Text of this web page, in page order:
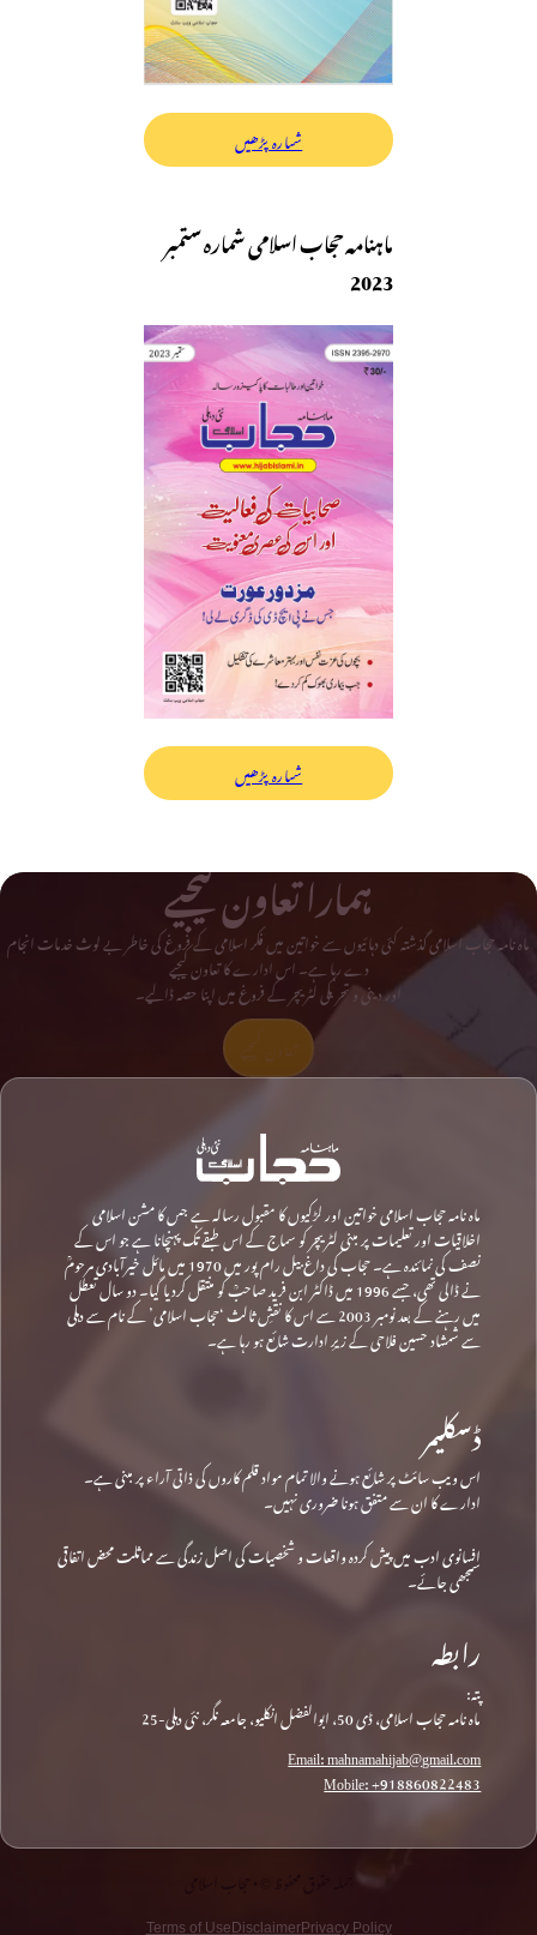
شمارہ پڑھیں
ماہنامہ حجاب اسلامی شمارہ ستمبر
2023
شمارہ پڑھیں
ہمارا تعاون کیجیے
ماہ نامہ حجاب اسلامی گذشتہ کئی دہائیوں سے خواتین میں فکر اسلامی کے فروغ کی خاطر بے لوث خدمات انجام
دے رہا ہے۔ اس ادارے کا تعاون کیجیے
اور دینی و تحریکی لٹریچر کے فروغ میں اپنا حصہ ڈالیے۔
ماہ نامہ حجاب اسلامی خواتین اور لڑکیوں کا مقبول رسالہ ہے جس کا مشن اسلامی
اخلاقیات اور تعلیمات پر مبنی لٹریچر کو سماج کے اس طبقے تک پہنچانا ہے جو اس کے
نصف کی نمائندہ ہے۔ حجاب کی داغ بیل رام پور میں 1970 میں مائل خیرآبادی مرحومؒ
نے ڈالی تھی، جسے 1996 میں ڈاکٹر ابن فرید صاحبؒ کو منتقل کردیا گیا۔ دو سال تعطل
میں رہنے کے بعد نومبر 2003 سے اس کا نقشِ ثالث ‘حجاب اسلامی’ کے نام سے دہلی
سے شمشاد حسین فلاحی کے زیرِ ادارت شائع ہو رہا ہے۔
ڈسکلیمر
اس ویب سائٹ پر شائع ہونے والا تمام مواد قلم کاروں کی ذاتی آراء پر مبنی ہے۔
ادارے کا ان سے متفق ہونا ضروری نہیں۔
افسانوی ادب میں پیش کردہ واقعات و شخصیات کی اصل زندگی سے مماثلت محض اتفاقی
سمجھی جائے۔
رابطہ
پتہ:
ماہ نامہ حجاب اسلامی، ڈی 50، ابوالفضل انکلیو، جامعہ نگر، نئی دہلی-25
Email: mahnamahijab@gmail.com
Mobile: +918860822483
Privacy Policy
Disclaimer
Terms of Use